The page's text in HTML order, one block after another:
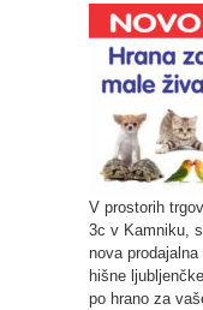
V prostorih
3c v Kamniku,
nova
hišne
po hrano za